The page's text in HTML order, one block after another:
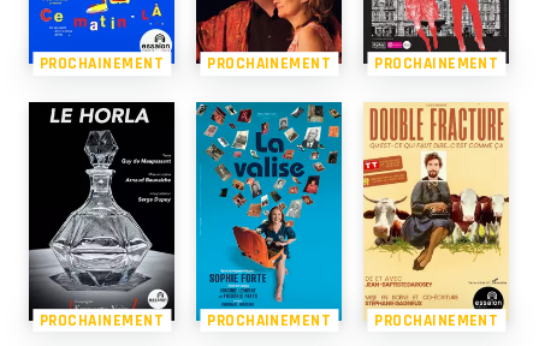
PROCHAINEMENT PROCHAINEMENT PROCHAINEMENT
PROCHAINEMENT PROCHAINEMENT PROCHAINEMENT